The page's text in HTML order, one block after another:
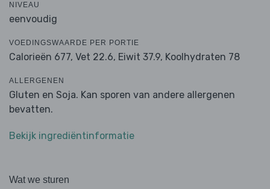
NIVEAU
eenvoudig
VOEDINGSWAARDE PER PORTIE
Calorieën 677, Vet 22.6, Eiwit 37.9, Koolhydraten 78
ALLERGENEN
Gluten en Soja. Kan sporen van andere allergenen
bevatten.
Bekijk ingrediëntinformatie
Wat we sturen